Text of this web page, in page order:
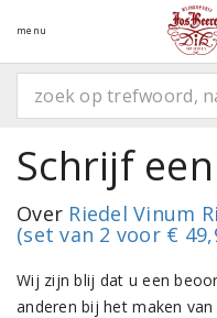
menu
Schrijf
Over Riedel Vinum
(set van 2 voor €
Wij zijn blij dat u een
anderen bij het maken